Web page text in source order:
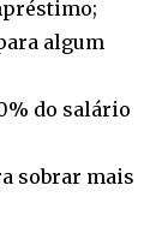
algum
do salário
sobrar mais